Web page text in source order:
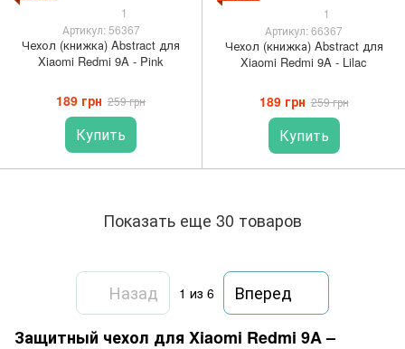
1
Артикул: 56367
Чехол (книжка) Abstract для
Xiaomi Redmi 9A - Pink
189 грн 259 грн
Купить
1
Артикул: 66367
Чехол (книжка) Abstract для
Xiaomi Redmi 9A - Lilac
189 грн 259 грн
Купить
Показать еще 30 товаров
Назад 1 из 6
Вперед
Защитный чехол для Xiaomi Redmi 9A –